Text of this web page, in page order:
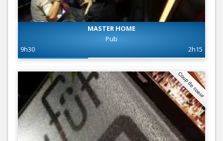
MASTER HOME
Pub
9h30
2h15
Coup de coeur